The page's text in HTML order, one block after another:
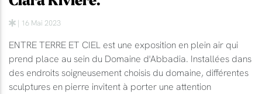
| 16 Mai 2023
ENTRE TERRE ET CIEL est une exposition en plein air qui
prend place au sein du Domaine d'Abbadia. Installées dans
des endroits soigneusement choisis du domaine, différentes
sculptures en pierre invitent à porter une attention